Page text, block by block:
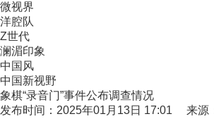
微视界
洋腔队
Z世代
澜湄印象
中国风
中国新视野
象棋“录音门”事件公布调查情况
发布时间：2025年01月13日 17:01 来源